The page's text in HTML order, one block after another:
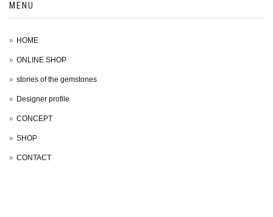
MENU
HOME
ONLINE SHOP
stories of the gemstones
Designer profile
CONCEPT
SHOP
CONTACT